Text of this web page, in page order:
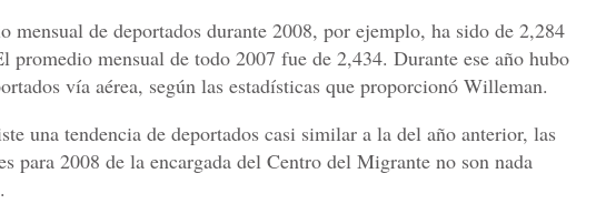
mensual de deportados durante 2008, por ejemplo, ha sido de 2,284
promedio mensual de todo 2007 fue de 2,434. Durante ese año hubo
vía aérea, según las estadísticas que proporcionó Willeman.
una tendencia de deportados casi similar a la del año anterior, las
para 2008 de la encargada del Centro del Migrante no son nada